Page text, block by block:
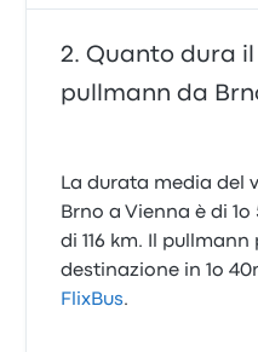
Quanto dura
pullmann da
La durata media del
Brno a Vienna è di
di 116 km. Il
destinazione in 1o
FlixBus.